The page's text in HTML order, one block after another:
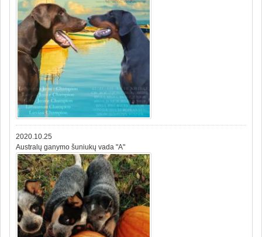
2020.10.25
Australų ganymo šuniukų vada "A"